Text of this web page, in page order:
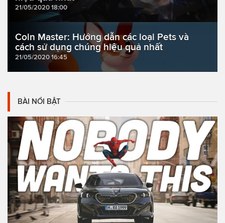
21/05/2020 18:00
Coin Master: Hướng dẫn các loại Pets và
cách sử dụng chúng hiệu quả nhất
21/05/2020 16:45
BÀI NỔI BẬT